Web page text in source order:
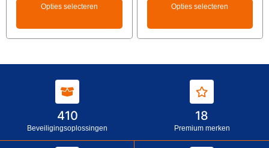
Opties selecteren Opties selecteren
410
Beveiligingsoplossingen
18
Premium merken